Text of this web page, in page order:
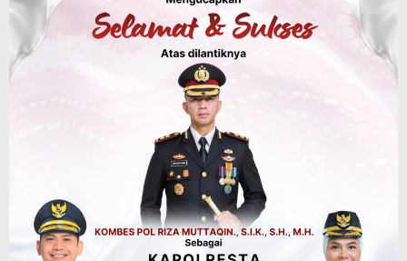
Agustus 7, 2026
Kalsel
Operasi Sikat Intan 2026 Berakhir, Polda
Kalsel Amankan Ribuan Miras Hingga
Pemerintahan Sosial & Keagamaan